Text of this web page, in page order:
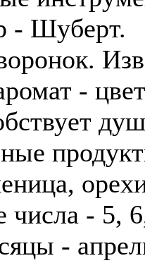
- Шуберт.
-
числа - 5,
-